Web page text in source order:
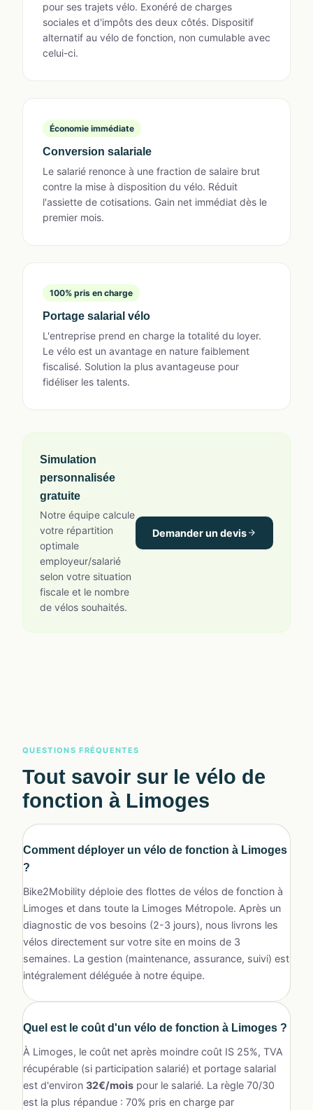
pour ses trajets vélo. Exonéré de charges
sociales et d'impôts des deux côtés. Dispositif
alternatif au vélo de fonction, non cumulable avec
celui-ci.
Économie immédiate
Conversion salariale
Le salarié renonce à une fraction de salaire brut
contre la mise à disposition du vélo. Réduit
l'assiette de cotisations. Gain net immédiat dès le
premier mois.
100% pris en charge
Portage salarial vélo
L'entreprise prend en charge la totalité du loyer.
Le vélo est un avantage en nature faiblement
fiscalisé. Solution la plus avantageuse pour
fidéliser les talents.
Simulation
personnalisée
gratuite
Notre équipe calcule
votre répartition
optimale
employeur/salarié
selon votre situation
fiscale et le nombre
de vélos souhaités.
Demander un devis
QUESTIONS FRÉQUENTES
Tout savoir sur le vélo de
fonction à Limoges
Comment déployer un vélo de fonction à Limoges
?
Bike2Mobility déploie des flottes de vélos de fonction à
Limoges et dans toute la Limoges Métropole. Après un
diagnostic de vos besoins (2-3 jours), nous livrons les
vélos directement sur votre site en moins de 3
semaines. La gestion (maintenance, assurance, suivi) est
intégralement déléguée à notre équipe.
Quel est le coût d'un vélo de fonction à Limoges ?
À Limoges, le coût net après moindre coût IS 25%, TVA
récupérable (si participation salarié) et portage salarial
est d'environ 32€/mois pour le salarié. La règle 70/30
est la plus répandue : 70% pris en charge par